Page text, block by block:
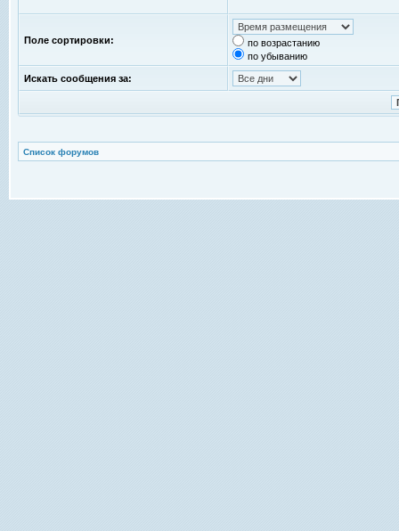
Поле сортировки:
по возрастанию
по убыванию
Искать сообщения за:
Список форумов